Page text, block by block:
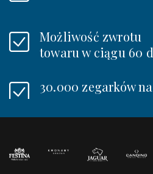
Możliwość zwrotu
towaru w ciągu 60
30.000 zegarków